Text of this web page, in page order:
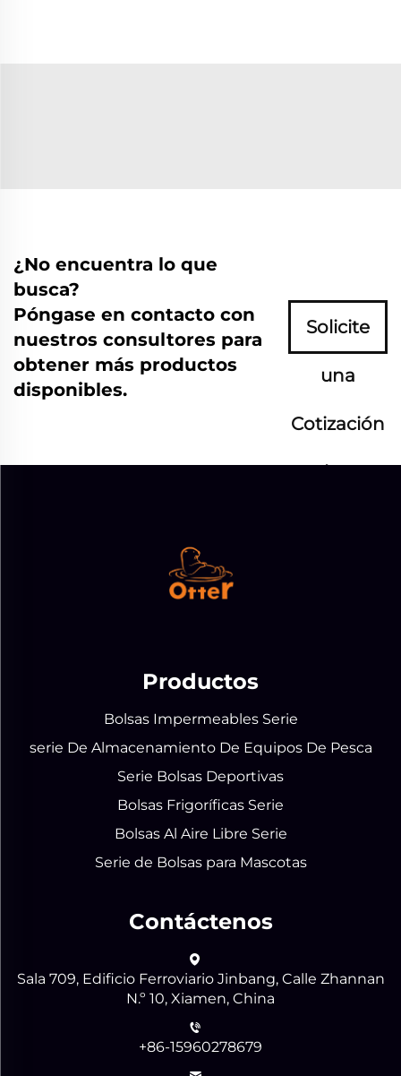
¿No encuentra lo que
busca?
Póngase en contacto con
nuestros consultores para
obtener más productos
disponibles.
Solicite
una
Cotización
Ahora
Productos
Bolsas Impermeables Serie
serie De Almacenamiento De Equipos De Pesca
Serie Bolsas Deportivas
Bolsas Frigoríficas Serie
Bolsas Al Aire Libre Serie
Serie de Bolsas para Mascotas
Contáctenos
Sala 709, Edificio Ferroviario Jinbang, Calle Zhannan
N.º 10, Xiamen, China
+86-15960278679